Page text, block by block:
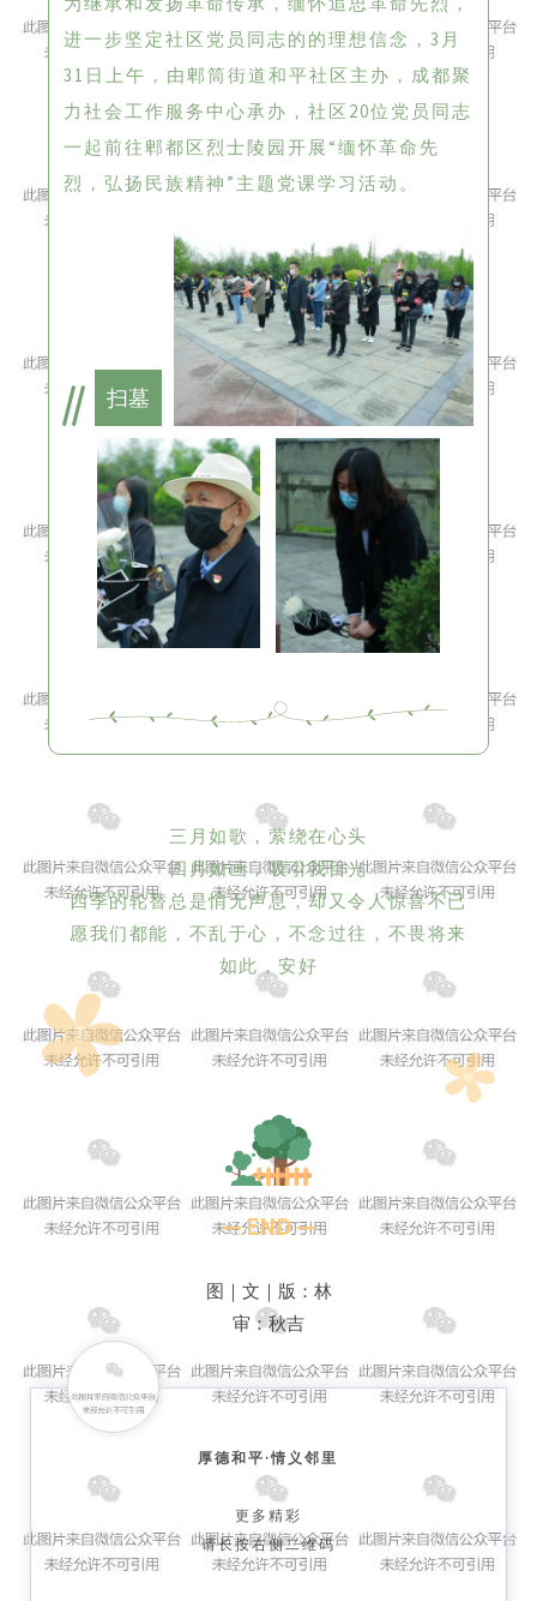
进一步坚定社区党员同志的的理想信念，3月
31日上午，由郫筒街道和平社区主办，成都聚
力社会工作服务中心承办，社区20位党员同志
一起前往郫都区烈士陵园开展“缅怀革命先
烈，弘扬民族精神”主题党课学习活动。
扫墓
三月如歌，萦绕在心头
四月如画，吸引我目光
四季的轮替总是悄无声息，却又令人惊喜不已
愿我们都能，不乱于心，不念过往，不畏将来
如此，安好
— END —
图｜文｜版：林
审：秋吉
厚德和平·情义邻里
更多精彩
请长按右侧二维码